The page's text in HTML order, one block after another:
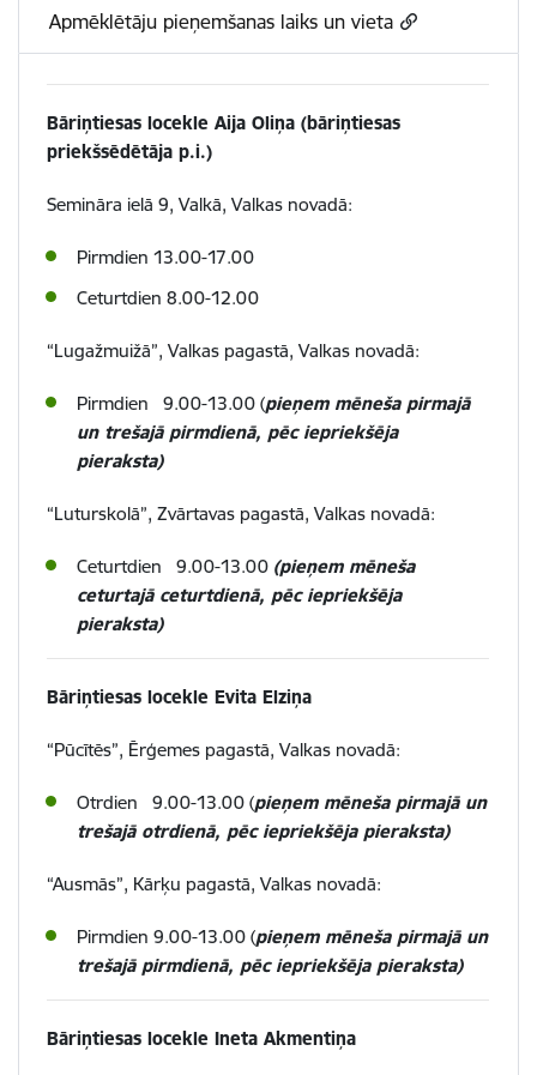
Apmēklētāju pieņemšanas laiks un vieta
Bāriņtiesas locekle Aija Oliņa (bāriņtiesas
priekšsēdētāja p.i.)
Semināra ielā 9, Valkā, Valkas novadā:
Pirmdien 13.00-17.00
Ceturtdien 8.00-12.00
“Lugažmuižā”, Valkas pagastā, Valkas novadā:
Pirmdien 9.00-13.00 (pieņem mēneša pirmajā
un trešajā pirmdienā, pēc iepriekšēja
pieraksta)
“Luturskolā”, Zvārtavas pagastā, Valkas novadā:
Ceturtdien 9.00-13.00 (pieņem mēneša
ceturtajā ceturtdienā, pēc iepriekšēja
pieraksta)
Bāriņtiesas locekle Evita Elziņa
“Pūcītēs”, Ērģemes pagastā, Valkas novadā:
Otrdien 9.00-13.00 (pieņem mēneša pirmajā un
trešajā otrdienā, pēc iepriekšēja pieraksta)
“Ausmās”, Kārķu pagastā, Valkas novadā:
Pirmdien 9.00-13.00 (pieņem mēneša pirmajā un
trešajā pirmdienā, pēc iepriekšēja pieraksta)
Bāriņtiesas locekle Ineta Akmentiņa